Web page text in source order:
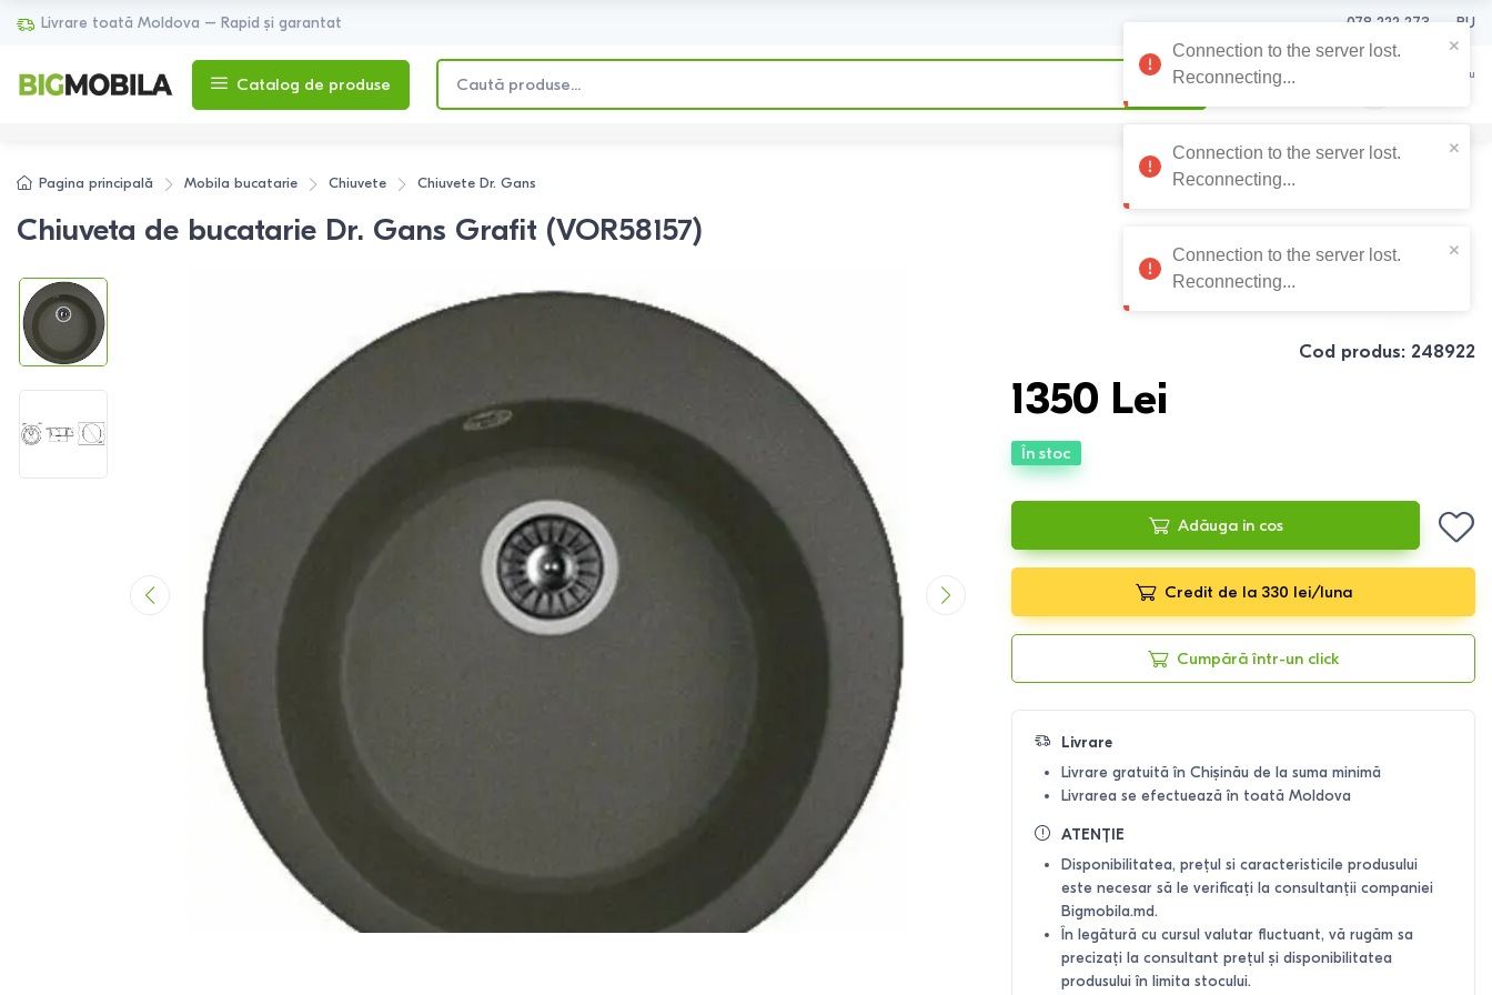
Livrare toată Moldova – Rapid și garantat 078 222 273 RU
Catalog de produse
Coșul meu
Pagina principală Mobila bucatarie Chiuvete Chiuvete Dr. Gans
Chiuveta de bucatarie Dr. Gans Grafit (VOR58157)
Cod produs: 248922
1350 Lei
În stoc
Adăuga in cos
Credit de la 330 lei/luna
Cumpără într-un click
Livrare
Livrare gratuită în Chișinău de la suma minimă
Livrarea se efectuează în toată Moldova
ATENȚIE
Disponibilitatea, prețul si caracteristicile produsului
este necesar să le verificați la consultanții companiei
Bigmobila.md.
În legătură cu cursul valutar fluctuant, vă rugăm sa
precizați la consultant prețul și disponibilitatea
produsului în limita stocului.